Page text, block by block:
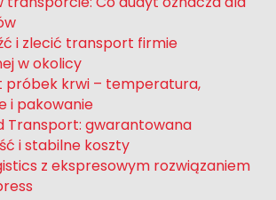
i zlecić transport firmie
w okolicy
próbek krwi – temperatura,
i pakowanie
Transport: gwarantowana
i stabilne koszty
z ekspresowym rozwiązaniem